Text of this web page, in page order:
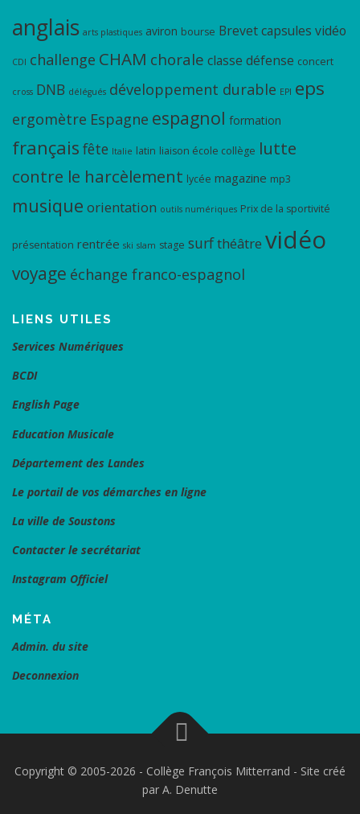
anglais arts plastiques aviron bourse Brevetcapsules vidéo
CDI challenge CHAM chorale classe défense concert
cross DNB délégués développement durable EPI eps
ergomètre Espagne espagnol formation
français fête Italie latin liaison école collège lutte
contre le harcèlement lycée magazine mp3
musique orientation outils numériques Prix de la sportivité
présentation rentrée ski slam stage surfthéâtre vidéo
voyage échange franco-espagnol
LIENS UTILES
Services Numériques
BCDI
English Page
Education Musicale
Département des Landes
Le portail de vos démarches en ligne
La ville de Soustons
Contacter le secrétariat
Instagram Officiel
MÉTA
Admin. du site
Deconnexion
Copyright © 2005-2026 - Collège François Mitterrand - Site créé
par A. Denutte